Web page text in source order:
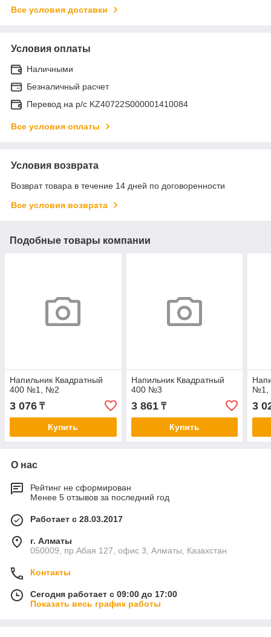
Все условия доставки
Условия оплаты
Наличными
Безналичный расчет
Перевод на р/с KZ40722S000001410084
Все условия оплаты
Условия возврата
Возврат товара в течение 14 дней по договоренности
Все условия возврата
Подобные товары компании
Напильник Квадратный
400 №1, №2
3 076 ₸
Купить
Напильник Квадратный
400 №3
3 861₸
Купить
№1,
3
О нас
Рейтинг не сформирован
Менее 5 отзывов за последний год
Работает с 28.03.2017
г. Алматы
050009, пр.Абая 127, офис 3, Алматы, Казахстан
Контакты
Сегодня работает с 09:00 до 17:00
Показать весь график работы